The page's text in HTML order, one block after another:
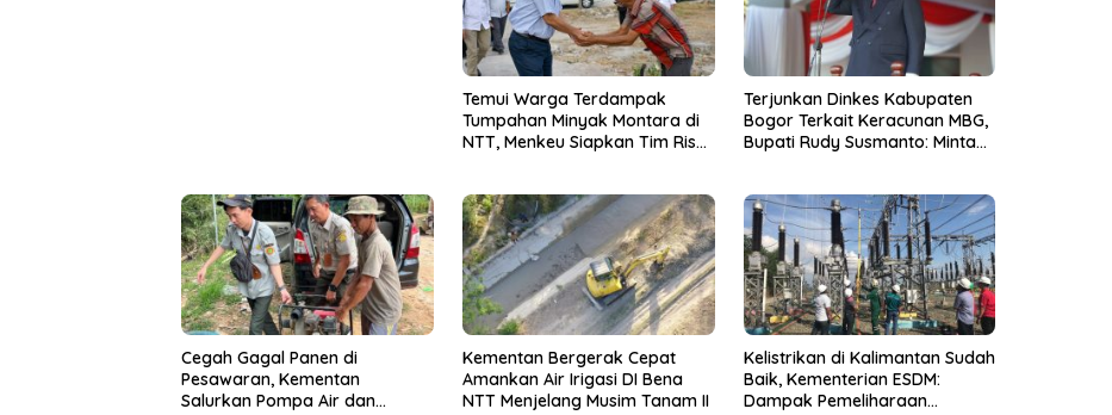
Temui Warga Terdampak
Tumpahan Minyak Montara di
NTT, Menkeu Siapkan Tim Riset
Terjunkan Dinkes Kabupaten
Bogor Terkait Keracunan MBG,
Bupati Rudy Susmanto: Minta
Cegah Gagal Panen di
Pesawaran, Kementan
Salurkan Pompa Air dan
Kementan Bergerak Cepat
Amankan Air Irigasi DI Bena
NTT Menjelang Musim Tanam II
Kelistrikan di Kalimantan Sudah
Baik, Kementerian ESDM:
Dampak Pemeliharaan